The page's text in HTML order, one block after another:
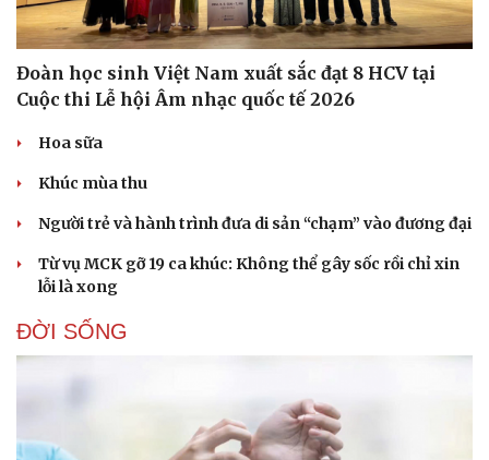
Đoàn học sinh Việt Nam xuất sắc đạt 8 HCV tại
Cuộc thi Lễ hội Âm nhạc quốc tế 2026
Hoa sữa
Khúc mùa thu
Người trẻ và hành trình đưa di sản “chạm” vào đương đại
Từ vụ MCK gỡ 19 ca khúc: Không thể gây sốc rồi chỉ xin
lỗi là xong
ĐỜI SỐNG